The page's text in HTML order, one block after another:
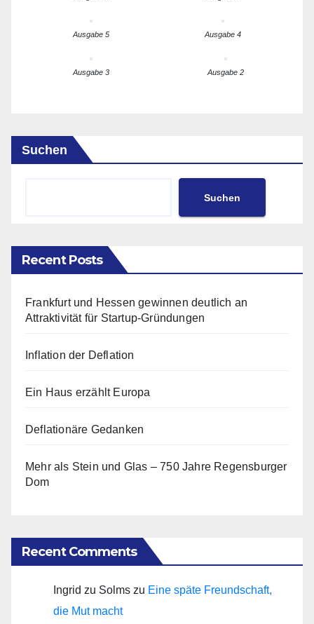
Ausgabe 5 Ausgabe 4
Ausgabe 3 Ausgabe 2
Suchen
Suchen
Recent Posts
Frankfurt und Hessen gewinnen deutlich an
Attraktivität für Startup-Gründungen
Inflation der Deflation
Ein Haus erzählt Europa
Deflationäre Gedanken
Mehr als Stein und Glas – 750 Jahre Regensburger
Dom
Recent Comments
Ingrid zu Solms zu Eine späte Freundschaft,
die Mut macht